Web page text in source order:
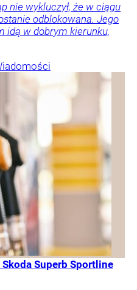
nie wykluczył, że w ciągu
odblokowana. Jego
idą w dobrym kierunku,
Superb Sportline